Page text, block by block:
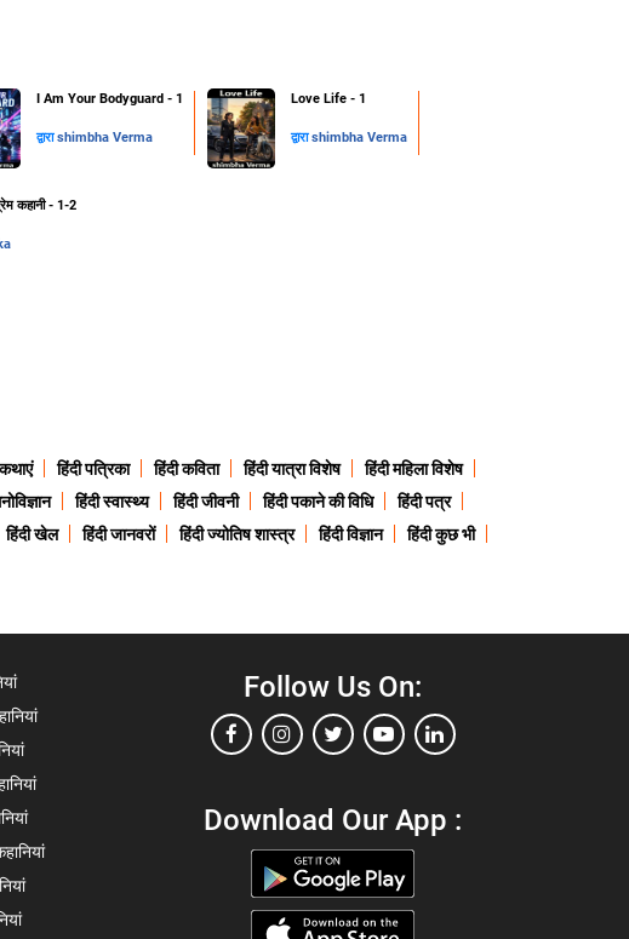
I Am Your Bodyguard - 1
द्वाराshimbha Verma
Love Life - 1
द्वाराshimbha Verma
कहानी - 1-2
हिंदी पत्रिका हिंदी कविता हिंदी यात्रा विशेष
हिंदी महिला विशेष
हिंदी स्वास्थ्य हिंदी जीवनी हिंदी पकाने की विधि
हिंदी पत्र
हिंदी खेल हिंदी जानवरों हिंदी ज्योतिष शास्त्र हिंदी विज्ञान
हिंदी कुछ भी
Follow Us On:
Download Our App :